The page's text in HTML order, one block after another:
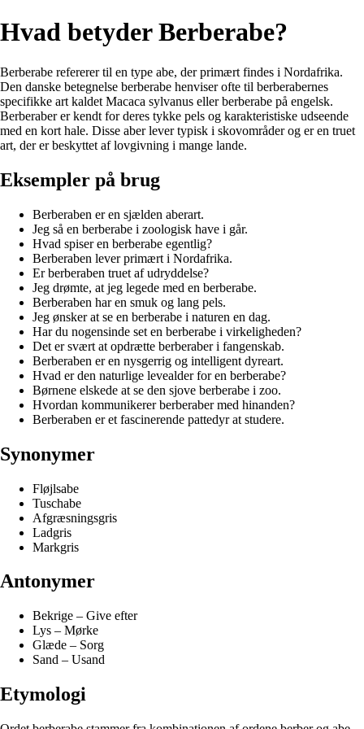
Hvad betyder Berberabe?
Berberabe refererer til en type abe, der primært findes i Nordafrika.
Den danske betegnelse berberabe henviser ofte til berberabernes
specifikke art kaldet Macaca sylvanus eller berberabe på engelsk.
Berberaber er kendt for deres tykke pels og karakteristiske udseende
med en kort hale. Disse aber lever typisk i skovområder og er en truet
art, der er beskyttet af lovgivning i mange lande.
Eksempler på brug
Berberaben er en sjælden aberart.
Jeg så en berberabe i zoologisk have i går.
Hvad spiser en berberabe egentlig?
Berberaben lever primært i Nordafrika.
Er berberaben truet af udryddelse?
Jeg drømte, at jeg legede med en berberabe.
Berberaben har en smuk og lang pels.
Jeg ønsker at se en berberabe i naturen en dag.
Har du nogensinde set en berberabe i virkeligheden?
Det er svært at opdrætte berberaber i fangenskab.
Berberaben er en nysgerrig og intelligent dyreart.
Hvad er den naturlige levealder for en berberabe?
Børnene elskede at se den sjove berberabe i zoo.
Hvordan kommunikerer berberaber med hinanden?
Berberaben er et fascinerende pattedyr at studere.
Synonymer
Fløjlsabe
Tuschabe
Afgræsningsgris
Ladgris
Markgris
Antonymer
Bekrige – Give efter
Lys – Mørke
Glæde – Sorg
Sand – Usand
Etymologi